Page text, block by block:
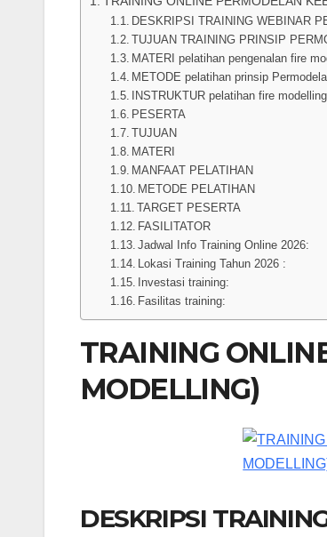
DESKRIPSI TRAINING WEBINAR
TUJUAN TRAINING PRINSIP
MATERI pelatihan pengenalan fire
METODE pelatihan prinsip
INSTRUKTUR pelatihan fire
PESERTA
TUJUAN
MATERI
MANFAAT PELATIHAN
METODE PELATIHAN
TARGET PESERTA
FASILITATOR
Jadwal Info Training Online 2026:
Lokasi Training Tahun 2026 :
Investasi training:
Fasilitas training:
TRAINING
MODELLING)
DESKRIPSI